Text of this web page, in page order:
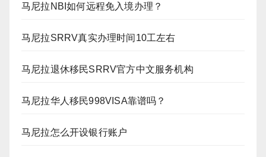
马尼拉NBI如何远程免入境办理？
马尼拉SRRV真实办理时间10工左右
马尼拉退休移民SRRV官方中文服务机构
马尼拉华人移民998VISA靠谱吗？
马尼拉怎么开设银行账户